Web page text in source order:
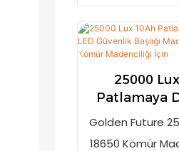
Güç yetersiz
edilmesi
25000
Patlamaya
LED
Golden Future
18650 Kömür